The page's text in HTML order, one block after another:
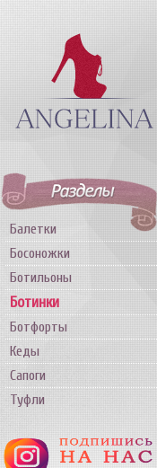
Балетки
Босоножки
Ботильоны
Ботинки
Ботфорты
Кеды
Сапоги
Туфли